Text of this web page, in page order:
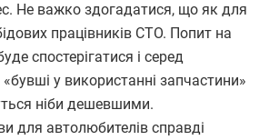
Не важко здогадатися, що як для
працівників СТО. Попит на
спостерігатися і серед
у використанні запчастини»
ніби дешевшими.
для автолюбителів справді